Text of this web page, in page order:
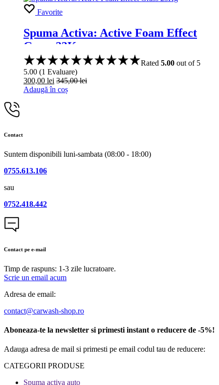
Favorite
Spuma Activa: Active Foam Effect
Grass 23Kg
Rated 5.00 out of 5
5.00 (1 Evaluare)
300,00 lei 345,00lei
Adaugă în coș
Contact
Suntem disponibili luni-sambata (08:00 - 18:00)
0755.613.106
sau
0752.418.442
Contact pe e-mail
Timp de raspuns: 1-3 zile lucratoare.
Scrie un email acum
Adresa de email:
contact@carwash-shop.ro
Aboneaza-te la newsletter si primesti instant o reducere de -5%!
Adauga adresa de mail si primesti pe email codul tau de reducere:
CATEGORII PRODUSE​
Spuma activa auto